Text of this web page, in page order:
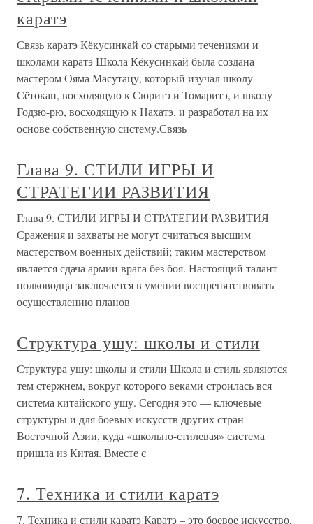
каратэ
Связь каратэ Кёкусинкай со старыми течениями и
школами каратэ Школа Кёкусинкай была создана
мастером Ояма Масутацу, который изучал школу
Сётокан, восходящую к Сюритэ и Томаритэ, и школу
Годзю-рю, восходящую к Нахатэ, и разработал на их
основе собственную систему.Связь
Глава 9. СТИЛИ ИГРЫ И
СТРАТЕГИИ РАЗВИТИЯ
Глава 9. СТИЛИ ИГРЫ И СТРАТЕГИИ РАЗВИТИЯ
Сражения и захваты не могут считаться высшим
мастерством военных действий; таким мастерством
является сдача армии врага без боя. Настоящий талант
полководца заключается в умении воспрепятствовать
осуществлению планов
Структура ушу: школы и стили
Структура ушу: школы и стили Школа и стиль являются
тем стержнем, вокруг которого веками строилась вся
система китайского ушу. Сегодня это — ключевые
структуры и для боевых искусств других стран
Восточной Азии, куда «школьно-стилевая» система
пришла из Китая. Вместе с
7. Техника и стили каратэ
7. Техника и стили каратэ Каратэ – это боевое искусство,